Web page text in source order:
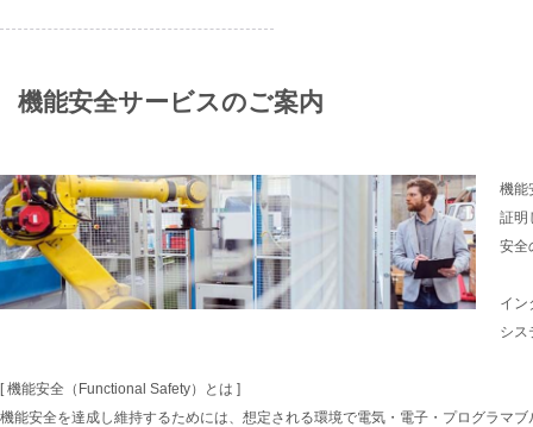
機能安全サービスのご案内
機能
証明
安全
イン
シス
[ 機能安全（Functional Safety）とは ]
機能安全を達成し維持するためには、想定される環境で電気・電子・プログラマ